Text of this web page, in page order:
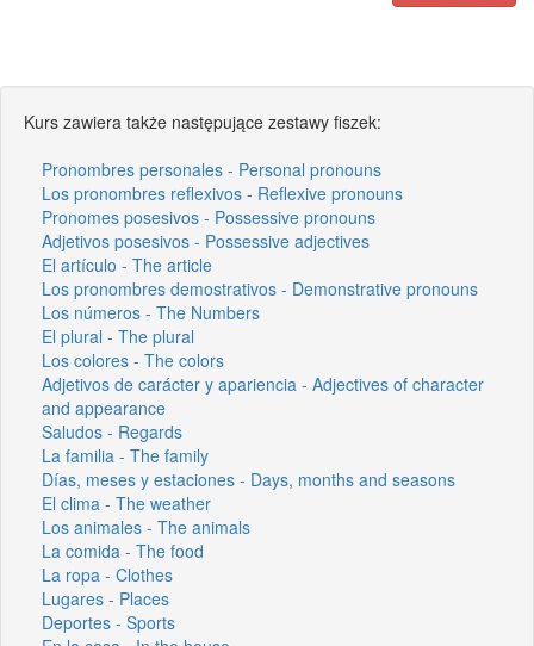
Kurs zawiera także następujące zestawy fiszek:
Pronombres personales - Personal pronouns
Los pronombres reflexivos - Reflexive pronouns
Pronomes posesivos - Possessive pronouns
Adjetivos posesivos - Possessive adjectives
El artículo - The article
Los pronombres demostrativos - Demonstrative pronouns
Los números - The Numbers
El plural - The plural
Los colores - The colors
Adjetivos de carácter y apariencia - Adjectives of character
and appearance
Saludos - Regards
La familia - The family
Días, meses y estaciones - Days, months and seasons
El clima - The weather
Los animales - The animals
La comida - The food
La ropa - Clothes
Lugares - Places
Deportes - Sports